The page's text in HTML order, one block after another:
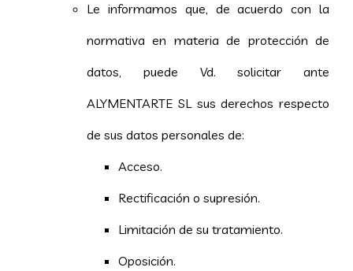
Le informamos que, de acuerdo con la
normativa en materia de protección de
datos, puede Vd. solicitar ante
ALYMENTARTE SL sus derechos respecto
de sus datos personales de:
Acceso.
Rectificación o supresión.
Limitación de su tratamiento.
Oposición.